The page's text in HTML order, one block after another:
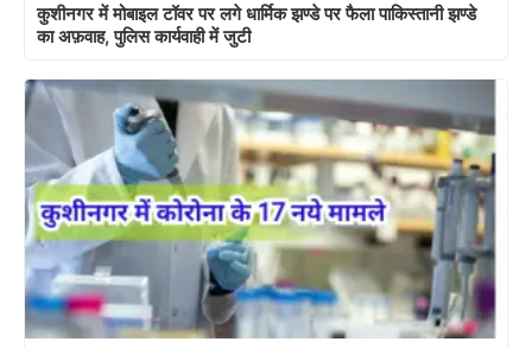
कुशीनगर में मोबाइल टॉवर पर लगे धार्मिक झण्डे पर फैला पाकिस्तानी झण्डे
का अफ़वाह, पुलिस कार्यवाही में जुटी